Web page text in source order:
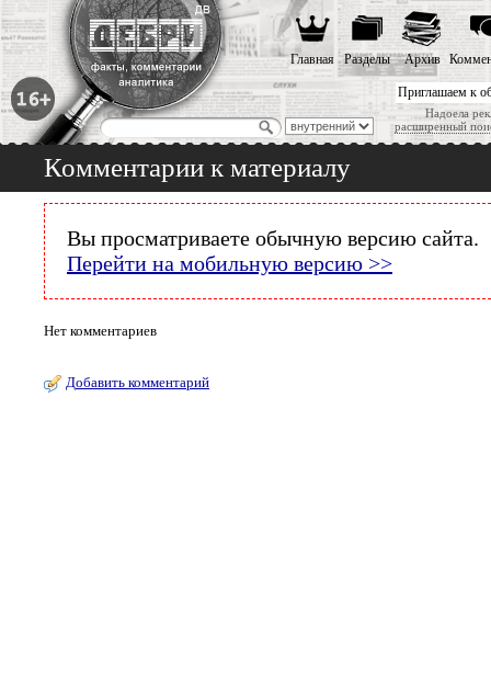
Приглашаем к
Надоела
расширенный
Главная Разделы Архив
Комментарии к материалу
Вы просматриваете обычную версию сайта.
Перейти на мобильную версию >>
Нет комментариев
Добавить комментарий